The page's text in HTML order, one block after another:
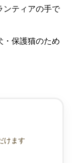
ンティアの手で
・保護猫のため
けます